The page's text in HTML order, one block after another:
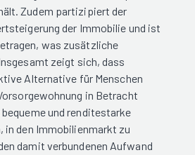
Zudem partizipiert der
der Immobilie und ist
was zusätzliche
zeigt sich, dass
Alternative für Menschen
in Betracht
und renditestarke
in den Immobilienmarkt zu
damit verbundenen Aufwand